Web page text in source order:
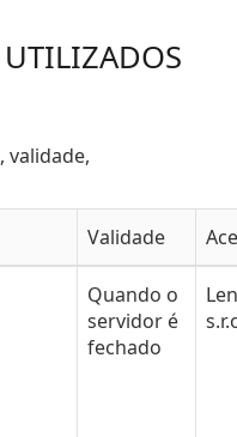
validade,
Validade
Quando o
servidor é
fechado